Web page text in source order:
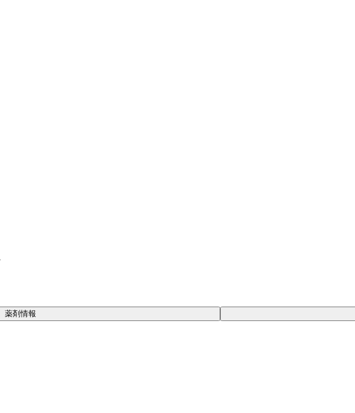
薬剤情報